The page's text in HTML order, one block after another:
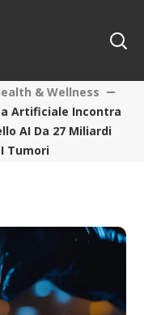
& Wellness
Artificiale Incontra
AI Da 27 Miliardi
Tumori